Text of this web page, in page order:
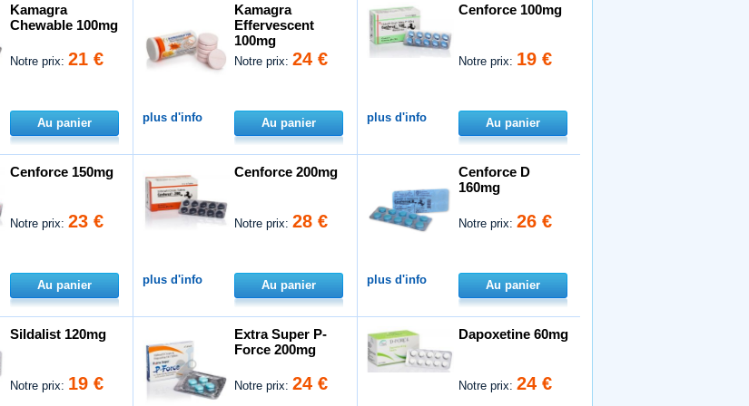
Kamagra
Chewable 100mg
Notre prix:21 €
Au panier
Kamagra
Effervescent
100mg
Notre prix:24 €
plus d'info Au panier
Cenforce 100mg
Notre prix: 19 €
plus d'info Au panier
Cenforce 150mg
Notre prix:23 €
Au panier
Cenforce 200mg
Notre prix:28 €
plus d'info Au panier
Cenforce D
160mg
Notre prix:26 €
plus d'info Au panier
Sildalist 120mg
Notre prix: 19 €
Extra Super P-
Force 200mg
Notre prix:24 €
Dapoxetine 60mg
Notre prix:24 €